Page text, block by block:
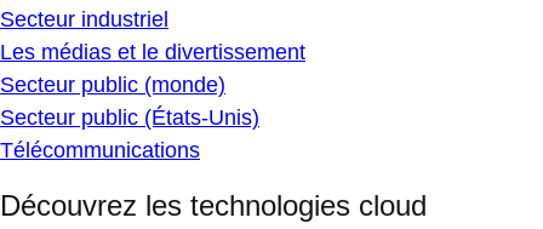
Secteur industriel
Les médias et le divertissement
Secteur public (monde)
Secteur public (États-Unis)
Télécommunications
Découvrez les technologies cloud